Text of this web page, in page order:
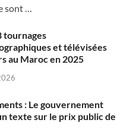
sont …
tournages
et télévisées
au Maroc en 2025
: Le gouvernement
texte sur le prix public de